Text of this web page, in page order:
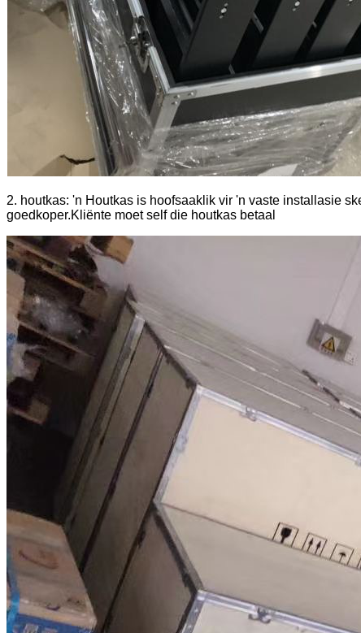
2. houtkas: 'n Houtkas is hoofsaaklik vir 'n vaste installasie
goedkoper.Kliënte moet self die houtkas betaal